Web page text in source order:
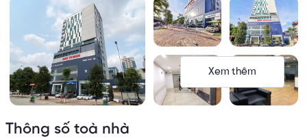
Xem thêm
Thông số toà nhà